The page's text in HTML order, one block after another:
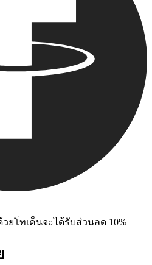
ยโทเค็นจะได้รับส่วนลด 10%